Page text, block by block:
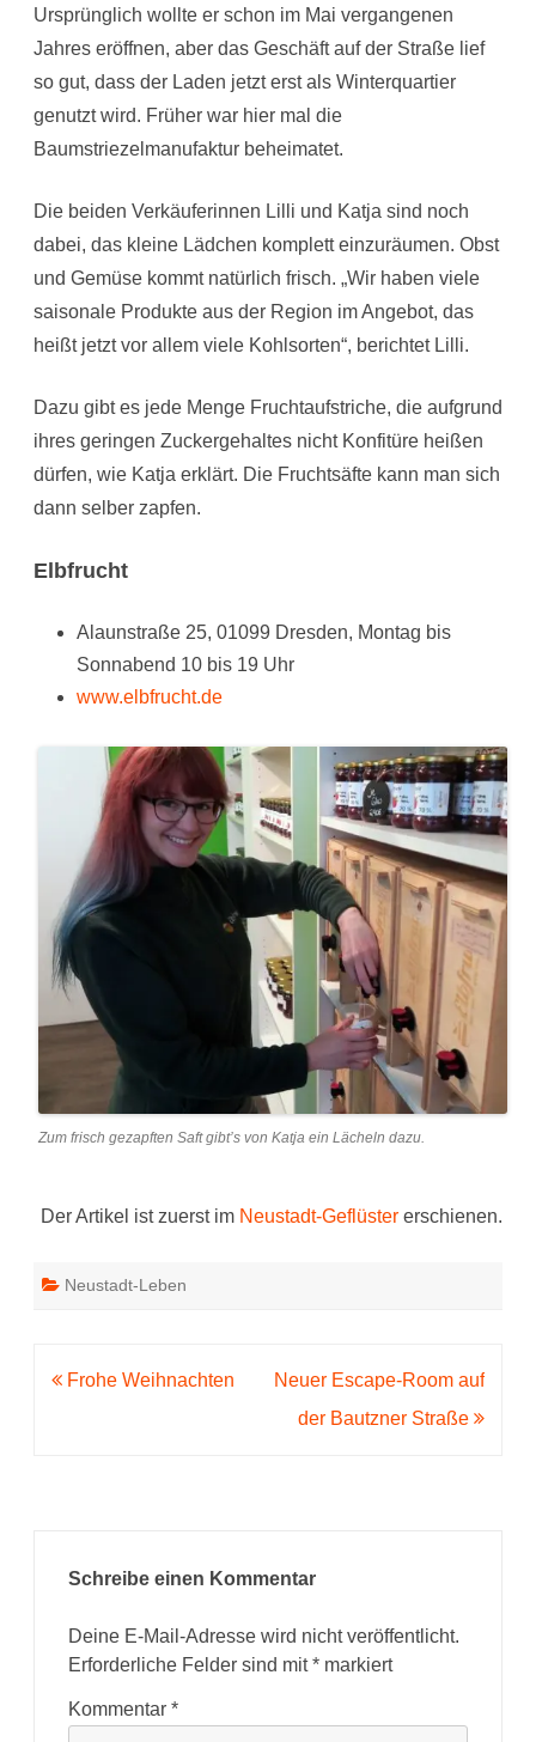
Ursprünglich wollte er schon im Mai vergangenen
Jahres eröffnen, aber das Geschäft auf der Straße lief
so gut, dass der Laden jetzt erst als Winterquartier
genutzt wird. Früher war hier mal die
Baumstriezelmanufaktur beheimatet.
Die beiden Verkäuferinnen Lilli und Katja sind noch
dabei, das kleine Lädchen komplett einzuräumen. Obst
und Gemüse kommt natürlich frisch. „Wir haben viele
saisonale Produkte aus der Region im Angebot, das
heißt jetzt vor allem viele Kohlsorten“, berichtet Lilli.
Dazu gibt es jede Menge Fruchtaufstriche, die aufgrund
ihres geringen Zuckergehaltes nicht Konfitüre heißen
dürfen, wie Katja erklärt. Die Fruchtsäfte kann man sich
dann selber zapfen.
Elbfrucht
Alaunstraße 25, 01099 Dresden, Montag bis
Sonnabend 10 bis 19 Uhr
www.elbfrucht.de
Zum frisch gezapften Saft gibt’s von Katja ein Lächeln dazu.
Der Artikel ist zuerst im Neustadt-Geflüster erschienen.
Neustadt-Leben
Beitragsnavigation
Frohe Weihnachten
Neuer Escape-Room auf
der Bautzner Straße
Schreibe einen Kommentar
Deine E-Mail-Adresse wird nicht veröffentlicht.
Erforderliche Felder sind mit* markiert
Kommentar *